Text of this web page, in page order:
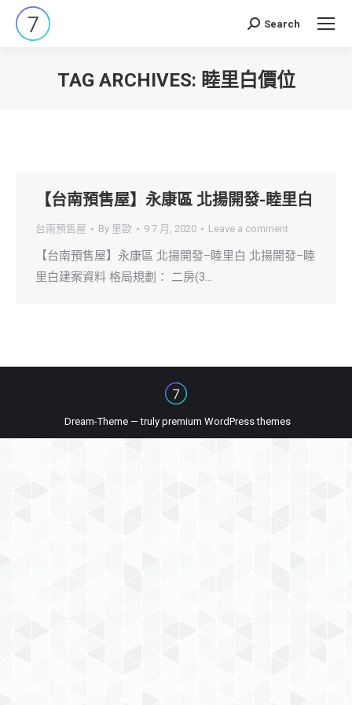
Search:
Search
TAG ARCHIVES: 睦里白價位
【台南預售屋】永康區 北揚開發-睦里白
台南預售屋 By 里歐 9 7 月, 2020 Leave a comment
【台南預售屋】永康區 北揚開發–睦里白 北揚開發–睦
里白建案資料 格局規劃： 二房(3…
Dream-Theme — truly premium WordPress themes